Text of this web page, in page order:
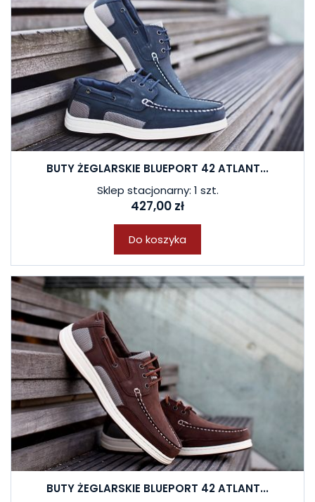
BUTY ŻEGLARSKIE BLUEPORT 42 ATLANT...
Sklep stacjonarny: 1 szt.
427,00 zł
Do koszyka
BUTY ŻEGLARSKIE BLUEPORT 42 ATLANT...